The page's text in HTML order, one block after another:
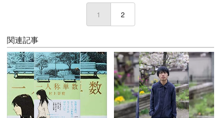
1 (current)
2
関連記事